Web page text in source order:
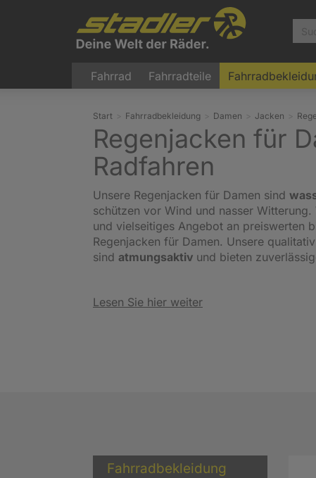
Fahrrad Fahrradteile
Start Fahrradbekleidung Damen Jacken
Regenjacken für
Radfahren
Unsere Regenjacken für Damen sind
schützen vor Wind und nasser
und vielseitiges Angebot an preiswerten
Regenjacken für Damen. Unsere
sind atmungsaktiv und bieten
Lesen Sie hier weiter
Fahrradbekleidung